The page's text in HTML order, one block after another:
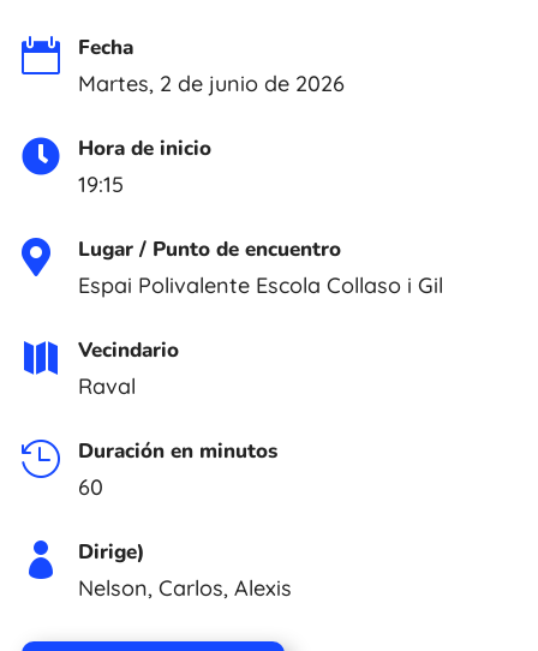

Fecha
Martes, 2 de junio de 2026

Hora de inicio
19:15

Lugar / Punto de encuentro
Espai Polivalente Escola Collaso i Gil

Vecindario
Raval

Duración en minutos
60

Dirige)
Nelson, Carlos, Alexis